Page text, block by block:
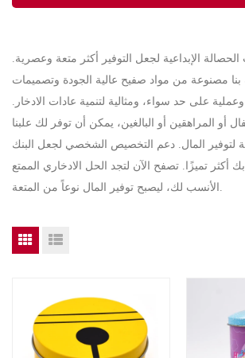
الإبداعية لجعل التوفير أكثر متعة وعصرية.
مصنوعة من مواد صفيح عالية الجودة وتصميمات
على حد سواء، ومثالية لتنمية عادات الادخار.
أو المراهقين أو البالغين، يمكن أن توفر لك علبنا
لتوفير المال. دعم التخصيص الشخصي لجعل البنك
أكثر تميزًا. تصفح الآن لتجد الحل الادخاري الممتع
الأنسب لك، ليصبح توفير المال نوعاً من المتعة.